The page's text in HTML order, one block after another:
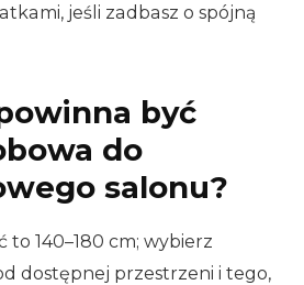
jeśli zadbasz o spójną
być
do
salonu?
to 140–180 cm; wybierz
dostępnej przestrzeni i tego,